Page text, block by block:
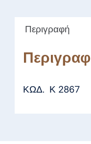
Περιγραφή
ΚΩΔ. Κ 2867